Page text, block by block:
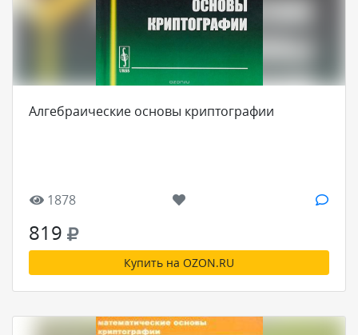
Алгебраические основы криптографии
1878
819
Купить на OZON.RU